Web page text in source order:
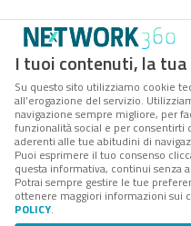
I tuoi contenuti, la
Su questo sito utilizziamo cookie
all’erogazione del servizio.
navigazione sempre migliore, per
funzionalità social e per
aderenti alle tue abitudini di
Puoi esprimere il tuo consenso
questa informativa, continui senza
Potrai sempre gestire le tue
ottenere maggiori informazioni sui
POLICY.